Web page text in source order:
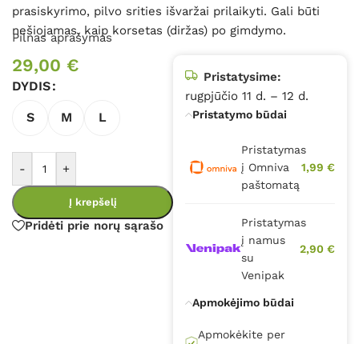
prasiskyrimo, pilvo srities išvaržai prilaikyti. Gali būti
nešiojamas, kaip korsetas (diržas) po gimdymo.
Pilnas aprašymas
29,00 €
DYDIS
S M L
- +
Į krepšelį
Pridėti prie norų sąrašo
Pristatysime:
rugpjūčio 11 d. – 12 d.
Pristatymo būdai
Pristatymas
į Omniva
paštomatą
1,99 €
Pristatymas
į namus
su
Venipak
2,90 €
Apmokėjimo būdai
Apmokėkite per